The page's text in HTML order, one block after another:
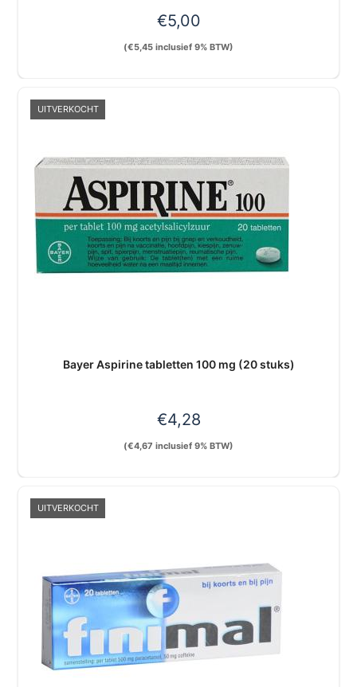
€5,00
(€5,45 inclusief 9% BTW)
UITVERKOCHT
Bayer Aspirine tabletten 100 mg (20 stuks)
€4,28
(€4,67 inclusief 9% BTW)
UITVERKOCHT